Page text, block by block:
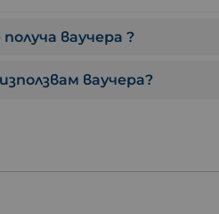
ваучера ?
ваучера?